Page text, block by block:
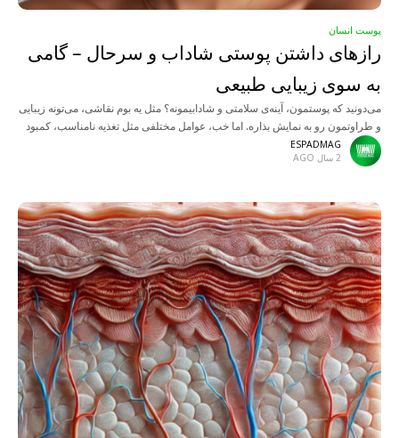
پوست انسان
رازهای داشتن پوستی شاداب و سرحال – گامی
به سوی زیبایی طبیعی
می‌دونید که پوستمون، آینه‌ی سلامتی و شادابیمونه؟ مثل یه بوم نقاشی، می‌تونه زیبایی
و طراوتمون رو به نمایش بذاره. اما خب، عوامل مختلفی مثل تغذیه نامناسب، کمبود
خواب، استرس، آلودگی
ESPADMAG
2 سال AGO